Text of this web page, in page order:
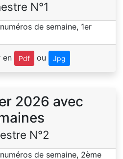
N°1
en Pdf ou Jpg
2026 avec
N°2